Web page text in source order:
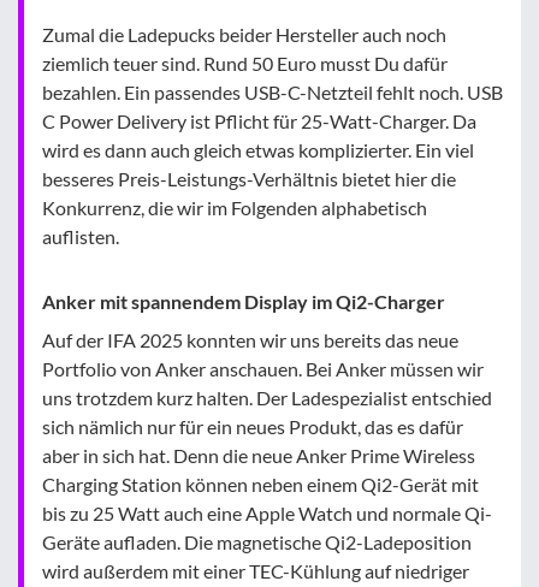
Zumal die Ladepucks beider Hersteller auch noch
ziemlich teuer sind. Rund 50 Euro musst Du dafür
bezahlen. Ein passendes USB-C-Netzteil fehlt noch. USB
C Power Delivery ist Pflicht für 25-Watt-Charger. Da
wird es dann auch gleich etwas komplizierter. Ein viel
besseres Preis-Leistungs-Verhältnis bietet hier die
Konkurrenz, die wir im Folgenden alphabetisch
auflisten.
Anker mit spannendem Display im Qi2-Charger
Auf der IFA 2025 konnten wir uns bereits das neue
Portfolio von Anker anschauen. Bei Anker müssen wir
uns trotzdem kurz halten. Der Ladespezialist entschied
sich nämlich nur für ein neues Produkt, das es dafür
aber in sich hat. Denn die neue Anker Prime Wireless
Charging Station können neben einem Qi2-Gerät mit
bis zu 25 Watt auch eine Apple Watch und normale Qi-
Geräte aufladen. Die magnetische Qi2-Ladeposition
wird außerdem mit einer TEC-Kühlung auf niedriger